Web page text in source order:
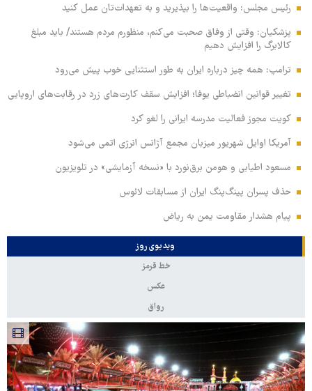
رئیس مجلس: واقعیت‌ها را بپذیرید و به تعهدات‌تان عمل کنید
پزشکیان: وقتی از وفاق صحبت می‌کنم، منظورم مردم هستند/ باید مبلغ
کالابرگ را افزایش دهیم
ترامپ: همه چیز درباره ایران به طور استثنایی خوب پیش می‌رود
تغییر قوانین انضباطی یوفا؛ افزایش سقف کارت‌های زرد در رقابت‌های اروپایی
کویت مجوز فعالیت مدرسه ایرانی را لغو کرد
آمریکا اوایل شهریور میزبان مجمع آژانس انرژی اتمی می‌شود
مسعود اطیابی و هومن برق‌نورد با «نسخه آزمایشی» در تلویزیون
حذف پسران پینگ‌پنگ ایران از مسابقات لائوس
پیام هشدار مقاومت یمن به ریاض
ویدیوی روز
خط قرمز
عکس
رواق